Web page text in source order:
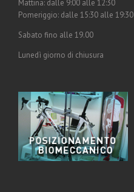
Mattina: dalle 9:00 alle 12:30
Pomeriggio: dalle 15:30 alle 19:30
Sabato fino alle 19.00
Lunedì giorno di chiusura